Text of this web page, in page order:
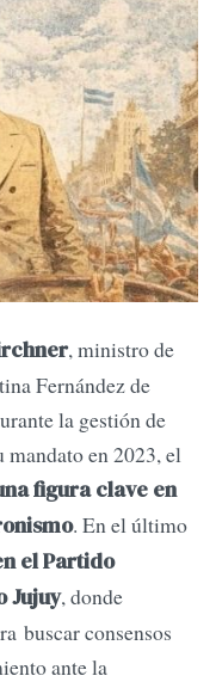
, ministro de
Fernández de
la gestión de
en 2023, el
figura clave en
. En el último
el Partido
Jujuy, donde
buscar consensos
ante la